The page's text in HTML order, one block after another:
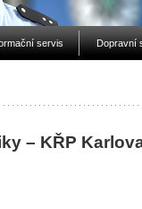
servis Dopravní
– KŘP